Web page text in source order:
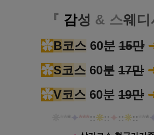
『 감성 & 스웨 디
✿B코스60분15만
✿S코스 60분 17만
✿V코스 60분 19만
* ***::❊:: ::❊:: *